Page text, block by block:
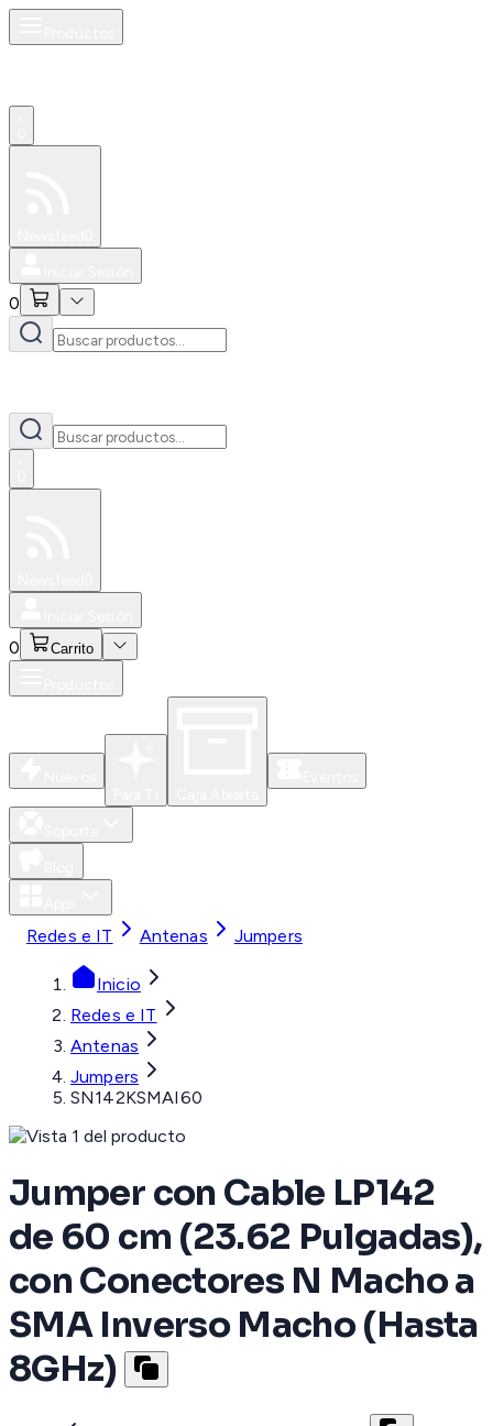
0
0 Carrito
Redes e IT Antenas Jumpers
Inicio
Redes e IT
Antenas
Jumpers
SN142KSMAI60
Jumper con Cable LP142
de 60 cm (23.62 Pulgadas),
con Conectores N Macho a
SMA Inverso Macho (Hasta
8GHz)